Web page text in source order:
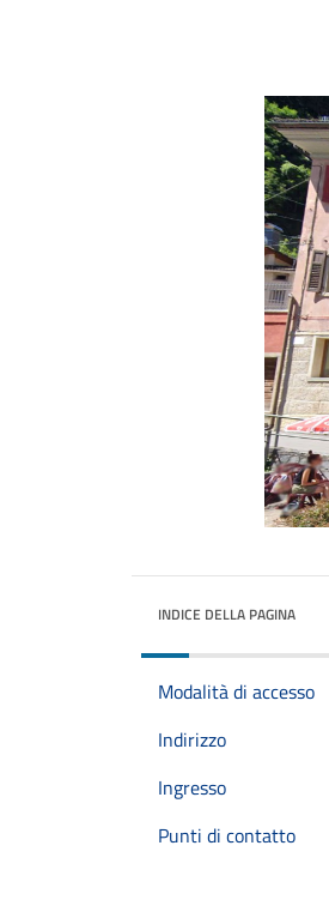
INDICE DELLA PAGINA
Modalità di accesso
Indirizzo
Ingresso
Punti di contatto